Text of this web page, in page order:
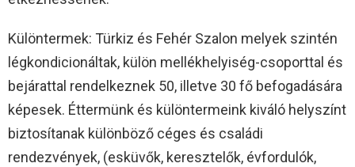
Különtermek: Türkiz és Fehér Szalon melyek szintén
légkondicionáltak, külön mellékhelyiség-csoporttal és
bejárattal rendelkeznek 50, illetve 30 fő befogadására
képesek. Éttermünk és különtermeink kiváló helyszínt
biztosítanak különböző céges és családi
rendezvények, (esküvők, keresztelők, évfordulók,